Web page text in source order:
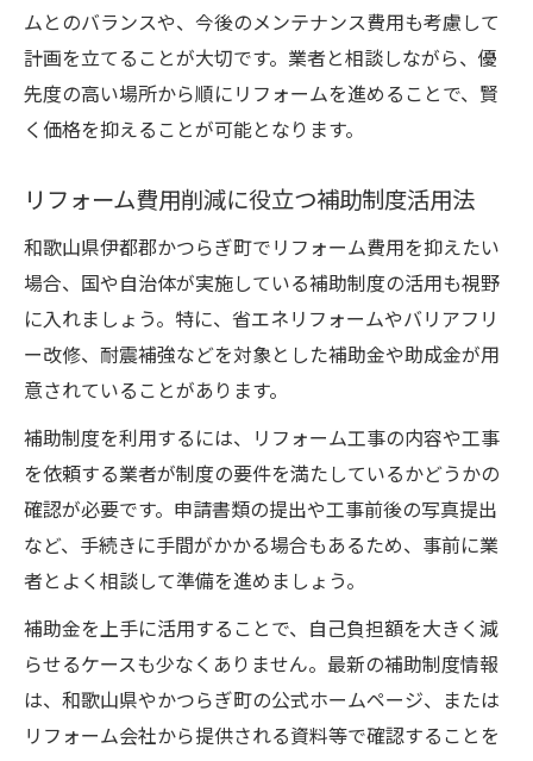
ムとのバランスや、今後のメンテナンス費用も考慮して
計画を立てることが大切です。業者と相談しながら、優
先度の高い場所から順にリフォームを進めることで、賢
く価格を抑えることが可能となります。
リフォーム費用削減に役立つ補助制度活用法
和歌山県伊都郡かつらぎ町でリフォーム費用を抑えたい
場合、国や自治体が実施している補助制度の活用も視野
に入れましょう。特に、省エネリフォームやバリアフリ
ー改修、耐震補強などを対象とした補助金や助成金が用
意されていることがあります。
補助制度を利用するには、リフォーム工事の内容や工事
を依頼する業者が制度の要件を満たしているかどうかの
確認が必要です。申請書類の提出や工事前後の写真提出
など、手続きに手間がかかる場合もあるため、事前に業
者とよく相談して準備を進めましょう。
補助金を上手に活用することで、自己負担額を大きく減
らせるケースも少なくありません。最新の補助制度情報
は、和歌山県やかつらぎ町の公式ホームページ、または
リフォーム会社から提供される資料等で確認することを